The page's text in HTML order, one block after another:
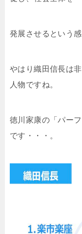
発展させるという感
やはり織田信長は
人物ですね。
徳川家康の「パー
です・・・。